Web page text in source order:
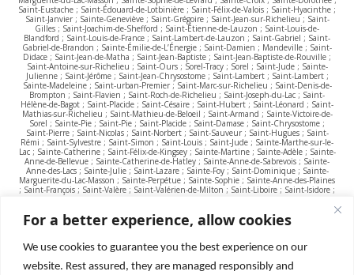
For a better experience, allow cookies
We use cookies to guarantee you the best experience on our
website. Rest assured, they are managed responsibly and
Saint-Eustache ; Saint-Édouard-de-Lotbinière ; Saint-Félix-de-Valois ; Saint-Hyacinthe ;
Saint-Janvier ; Sainte-Geneviève ; Saint-Grégoire ; Saint-Jean-sur-Richelieu ; Saint-
Gilles ; Saint-Joachim-de-Shefford ; Saint-Étienne-de-Lauzon ; Saint-Louis-de-
Blandford ; Saint-Louis-de-France ; Saint-Lambert-de-Lauzon ; Saint-Gabriel ; Saint-
Gabriel-de-Brandon ; Sainte-Émilie-de-L’Énergie ; Saint-Damien ; Mandeville ; Saint-
Didace ; Saint-Jean-de-Matha ; Saint-Jean-Baptiste ; Saint-Jean-Baptiste-de-Rouville ;
Saint-Antoine-sur-Richelieu ; Saint-Ours ; Sorel-Tracy ; Sorel ; Saint-Jude ; Sainte-
Julienne ; Saint-Jérôme ; Saint-Jean-Chrysostome ; Saint-Lambert ; Saint-Lambert ;
Sainte-Madeleine ; Saint-urban-Premier ; Saint-Marc-sur-Richelieu ; Saint-Denis-de-
Brompton ; Saint-Flavien ; Saint-Roch-de-Richelieu ; Saint-Joseph-du-Lac ; Saint-
Hélène-de-Bagot ; Saint-Placide ; Saint-Césaire ; Saint-Hubert ; Saint-Léonard ; Saint-
Mathias-sur-Richelieu ; Saint-Mathieu-de-Beloeil ; Saint-Armand ; Sainte-Victoire-de-
Sorel ; Sainte-Pie ; Saint-Pie ; Saint-Placide ; Saint-Damase ; Saint-Chrysostome ;
Saint-Pierre ; Saint-Nicolas ; Saint-Norbert ; Saint-Sauveur ; Saint-Hugues ; Saint-
Rémi ; Saint-Sylvestre ; Saint-Simon ; Saint-Louis ; Saint-Jude ; Sainte-Marthe-sur-le-
Lac ; Sainte-Catherine ; Saint-Félix-de-Kingsey ; Sainte-Martine ; Sainte-Adèle ; Sainte-
Anne-de-Bellevue ; Sainte-Catherine-de-Hatley ; Sainte-Anne-de-Sabrevois ; Sainte-
Anne-des-Lacs ; Sainte-Julie ; Saint-Lazare ; Sainte-Foy ; Saint-Dominique ; Sainte-
Marguerite-du-Lac-Masson ; Sainte-Perpétue ; Sainte-Sophie ; Sainte-Anne-des-Plaines
; Saint-François ; Saint-Valère ; Saint-Valérien-de-Milton ; Saint-Liboire ; Saint-Isidore ;
Saint-Majorique ; Saint-Vincent-de-Paul ; Saint-Philippe ; Saint-Wenceslas ; Saint-
Tétreaultville ; Thetford Mines ; Terrasse-Vaudreuil ; Tingwick ; Trois-Rivières ; Upton ;
Ulverton ; Val-Morin ; Valcourt ; Victoriaville ; Vimont ; Villeray ; Verdun ; Varennes ;
Ville Saint-Laurent ; Venise-en-Québec ; Weedon ; Warwick ; Waterloo ; Waterville ;
Westmount ; Windsor ; Wickham ; Wolinak ; Wotton ; Yamachiche ; Yamaska.